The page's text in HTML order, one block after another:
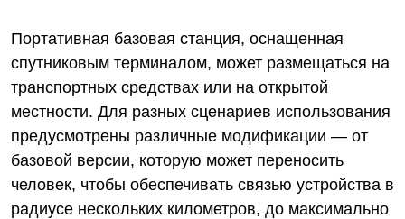
Портативная базовая станция, оснащенная
спутниковым терминалом, может размещаться на
транспортных средствах или на открытой
местности. Для разных сценариев использования
предусмотрены различные модификации — от
базовой версии, которую может переносить
человек, чтобы обеспечивать связью устройства в
радиусе нескольких километров, до максимально